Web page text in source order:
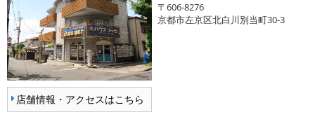
店舗情報・アクセスはこちら
〒606-8276
京都市左京区北白川別当町30-3